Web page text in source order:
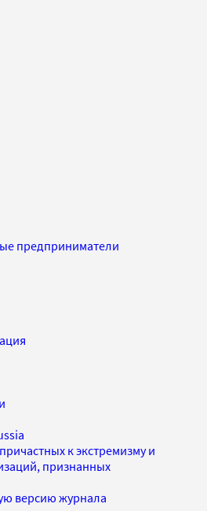
предприниматели
к экстремизму и
признанных
версию журнала